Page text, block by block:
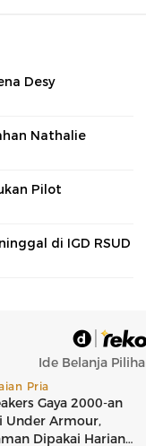
Desy
Nathalie
Pilot
di IGD RSUD